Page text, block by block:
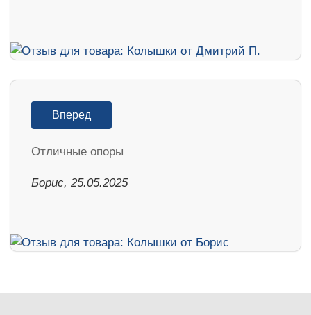
Вперед
Отличные опоры
Борис, 25.05.2025